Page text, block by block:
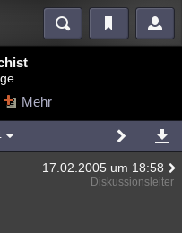
Mystery Kriminalfälle
Mehr
17.02.2005 um 18:58
Diskussionsleiter